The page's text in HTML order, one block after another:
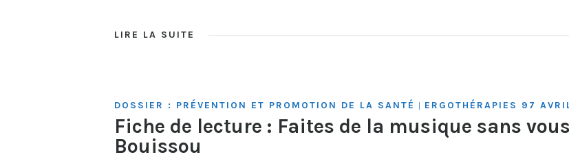
LIRE LA SUITE
DOSSIER : PRÉVENTION ET PROMOTION DE LA SANTÉ ERGOTHÉRAPIES 97
Fiche de lecture : Faites de la musique sans
Bouissou